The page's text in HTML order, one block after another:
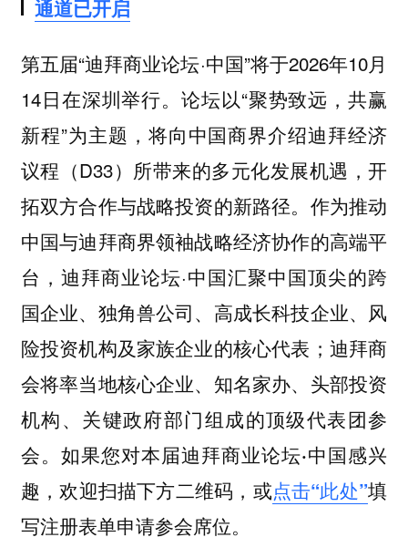
通道已开启
第五届“迪拜商业论坛·中国”将于2026年10月
14日在深圳举行。论坛以“聚势致远，共赢
新程”为主题，将向中国商界介绍迪拜经济
议程（D33）所带来的多元化发展机遇，开
拓双方合作与战略投资的新路径。作为推动
中国与迪拜商界领袖战略经济协作的高端平
台，迪拜商业论坛·中国汇聚中国顶尖的跨
国企业、独角兽公司、高成长科技企业、风
险投资机构及家族企业的核心代表；迪拜商
会将率当地核心企业、知名家办、头部投资
机构、关键政府部门组成的顶级代表团参
会。 如果您对本届迪拜商业论坛·中国感兴
趣，欢迎扫描下方二维码，或点击“此处”填
写注册表单申请参会席位。